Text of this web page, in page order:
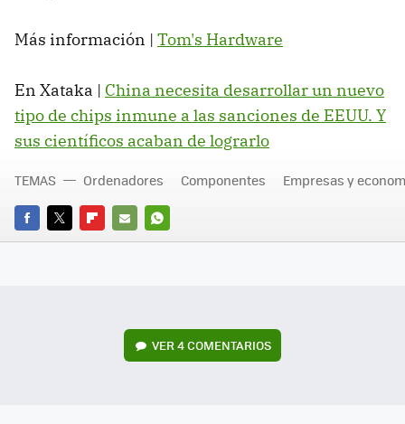
Más información | Tom's Hardware
En Xataka | China necesita desarrollar un nuevo
tipo de chips inmune a las sanciones de EEUU. Y
sus científicos acaban de lograrlo
FACEBOOK
TWITTERFLIPBOARD
E-
WHATSAPP
TEMAS Ordenadores Componentes Empresas y
VER4 COMENTARIOS